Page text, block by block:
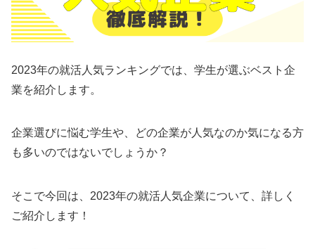
2023年の就活人気ランキングでは、学生が選ぶベスト企
業を紹介します。
企業選びに悩む学生や、どの企業が人気なのか気になる方
も多いのではないでしょうか？
そこで今回は、2023年の就活人気企業について、詳しく
ご紹介します！